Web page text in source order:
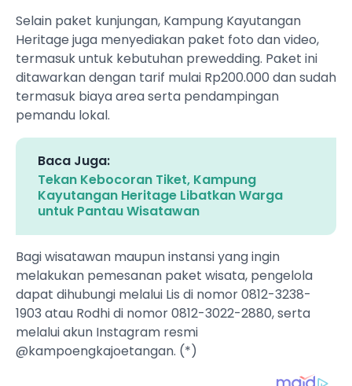
Selain paket kunjungan, Kampung Kayutangan
Heritage juga menyediakan paket foto dan video,
termasuk untuk kebutuhan prewedding. Paket ini
ditawarkan dengan tarif mulai Rp200.000 dan sudah
termasuk biaya area serta pendampingan
pemandu lokal.
Baca Juga:
Tekan Kebocoran Tiket, Kampung
Kayutangan Heritage Libatkan Warga
untuk Pantau Wisatawan
Bagi wisatawan maupun instansi yang ingin
melakukan pemesanan paket wisata, pengelola
dapat dihubungi melalui Lis di nomor 0812-3238-
1903 atau Rodhi di nomor 0812-3022-2880, serta
melalui akun Instagram resmi
@kampoengkajoetangan. (*)